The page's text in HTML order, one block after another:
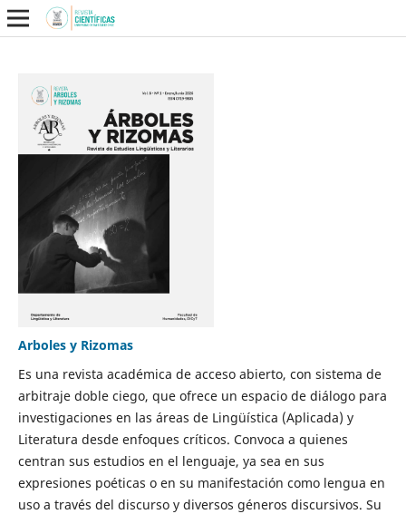
Arboles y Rizomas
Es una revista académica de acceso abierto, con sistema de
arbitraje doble ciego, que ofrece un espacio de diálogo para
investigaciones en las áreas de Lingüística (Aplicada) y
Literatura desde enfoques críticos. Convoca a quienes
centran sus estudios en el lenguaje, ya sea en sus
expresiones poéticas o en su manifestación como lengua en
uso a través del discurso y diversos géneros discursivos. Su